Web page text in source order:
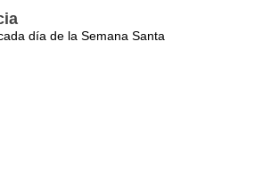
día de la Semana Santa